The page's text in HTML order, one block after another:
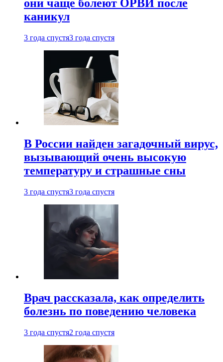
они чаще болеют ОРВИ после
каникул
3 года спустя3 года спустя
В России найден загадочный вирус,
вызывающий очень высокую
температуру и страшные сны
3 года спустя3 года спустя
Врач рассказала, как определить
болезнь по поведению человека
3 года спустя2 года спустя